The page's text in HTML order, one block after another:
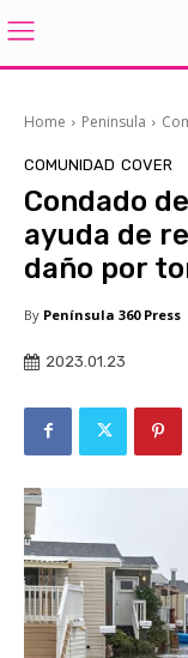
Home Peninsula
COMUNIDAD COVER
Condado
ayuda de
daño por
By Península 360 Press
2023.01.23